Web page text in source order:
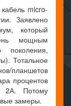
micro-
Заявлено
который
мощным
поколения,
Тотальное
планшетов
процентов
2А. Потому
замеры.